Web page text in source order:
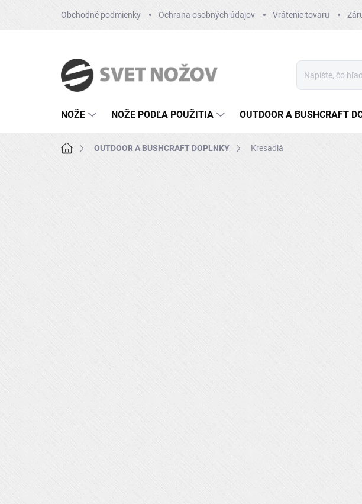
Obchodné podmienky Ochrana osobných údajov Vrátenie tovaru
NOŽE NOŽE PODĽA POUŽITIA OUTDOOR A BUSHCRAFT
DomovOUTDOOR A BUSHCRAFT DOPLNKY Kresadlá